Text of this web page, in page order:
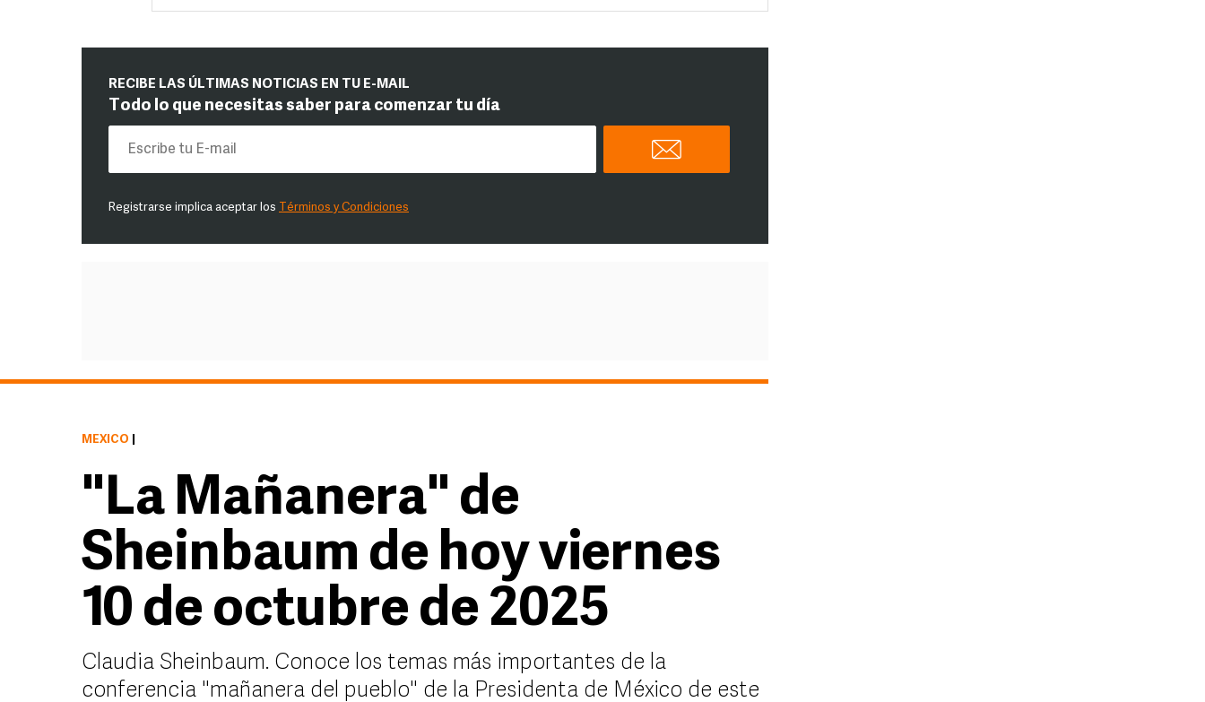
RECIBE LAS ÚLTIMAS NOTICIAS EN TU E-MAIL
Todo lo que necesitas saber para comenzar tu día
Registrarse implica aceptar los Términos y Condiciones
MÉXICO
"La Mañanera" de
Sheinbaum de hoy viernes
10 de octubre de 2025
Claudia Sheinbaum. Conoce los temas más importantes de la
conferencia "mañanera del pueblo" de la Presidenta de México de este